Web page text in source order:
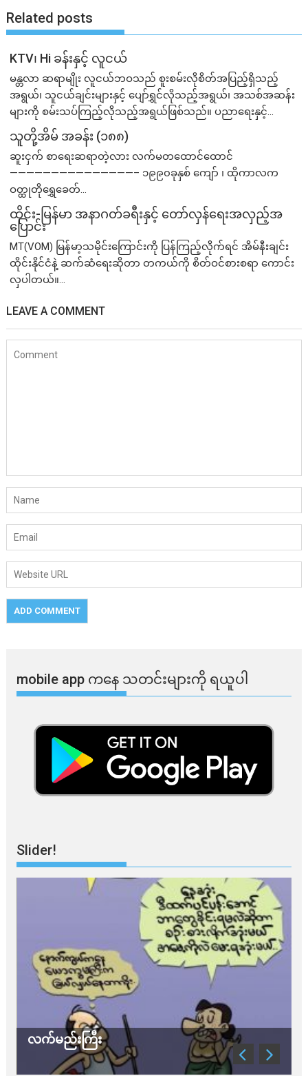
Related posts
KTV၊ Hi ခန်းနှင့် လူငယ်
မန္တလာ ဆရာမျိုး လူငယ်ဘဝသည် စူးစမ်းလိုစိတ်အပြည့်ရှိသည့်
အရွယ်၊ သူငယ်ချင်းများနှင့် ပျော်ရွှင်လိုသည့်အရွယ်၊ အသစ်အဆန်း
များကို စမ်းသပ်ကြည့်လိုသည့်အရွယ်ဖြစ်သည်။ ပညာရေးနှင့်...
သူတို့အိမ် အခန်း (၁၈၈)
ဆူးငှက် စာရေးဆရာတဲ့လား လက်မတထောင်ထောင်
———————————————– ၁၉၉၀ခုနှစ် ကျော် ၊ ထိုကာလက
ဝတ္ထုတိုရွှေခေတ်...
ထိုင်း-မြန်မာ အနာဂတ်ခရီးနှင့် တော်လှန်ရေးအလှည့်အ
ပြောင်း
MT(VOM) ​မြန်မာ့သမိုင်းကြောင်းကို ပြန်ကြည့်လိုက်ရင် အိမ်နီးချင်း
ထိုင်းနိုင်ငံနဲ့ ဆက်ဆံရေးဆိုတာ တကယ်ကို စိတ်ဝင်စားစရာ ကောင်း
လှပါတယ်။...
LEAVE A COMMENT
mobile app ​​ကနေ ​​သတင်းများကို ရယူပါ
Slider!
သတိ အိုမီခရွန်တဲ့